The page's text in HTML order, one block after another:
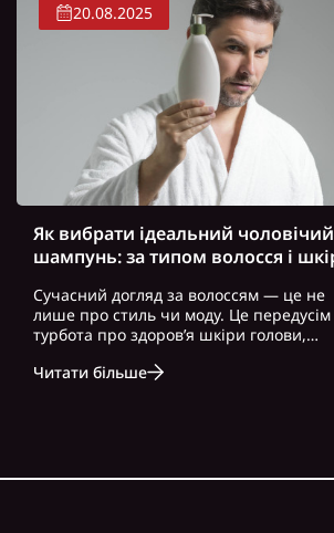
20.08.2025
Як вибрати ідеальний чоловічий
шампунь: за типом волосся і
Сучасний догляд за волоссям — це не
лише про стиль чи моду. Це передусім
турбота про здоров’я шкіри голови,
актуально для чоловіків, які часто
Читати більше